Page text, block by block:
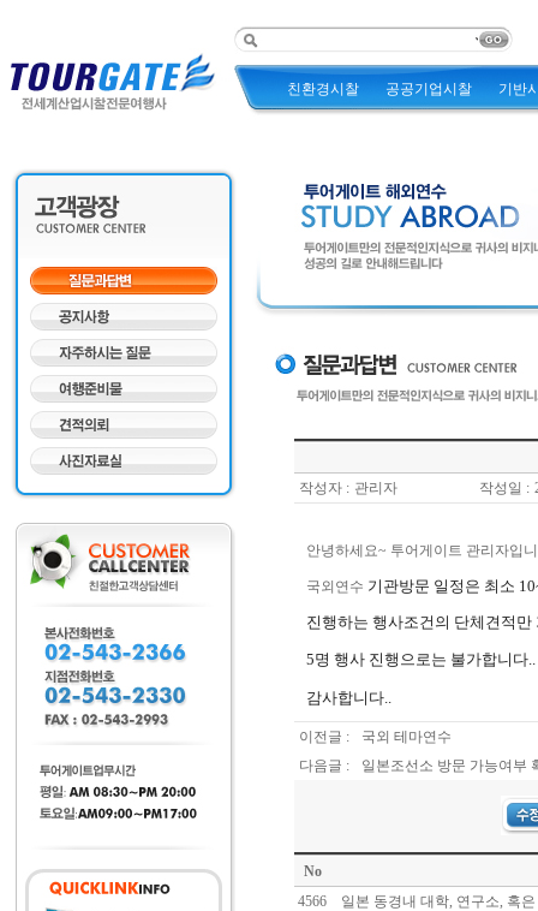
친환경시찰 공공기업시찰 기반
작성자 : 관리자 작성일 :
안녕하세요~ 투어게이트 관리자입
국외연수 기관방문 일정은 최소
진행하는 행사조건의 단체견적만
5명 행사 진행으로는 불가합니다..
감사합니다..
이전글 :
국외 테마연수
다음글 :
일본조선소 방문 가능여부
No
4566
일본 동경내 대학, 연구소, 혹